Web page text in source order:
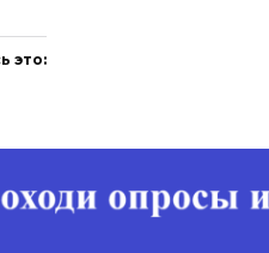
это: